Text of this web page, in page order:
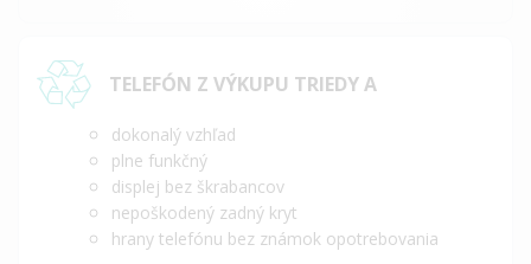
TELEFÓN Z VÝKUPU TRIEDY A
dokonalý vzhľad
plne funkčný
displej bez škrabancov
nepoškodený zadný kryt
hrany telefónu bez známok opotrebovania